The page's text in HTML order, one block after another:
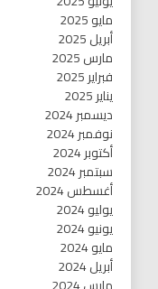
مايو 2025
أبريل 2025
مارس 2025
فبراير 2025
يناير 2025
ديسمبر 2024
نوفمبر 2024
أكتوبر 2024
سبتمبر 2024
أغسطس 2024
يوليو 2024
يونيو 2024
مايو 2024
أبريل 2024